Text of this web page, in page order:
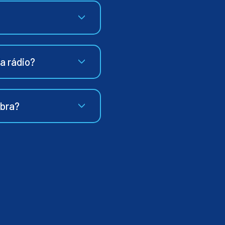
rádio?